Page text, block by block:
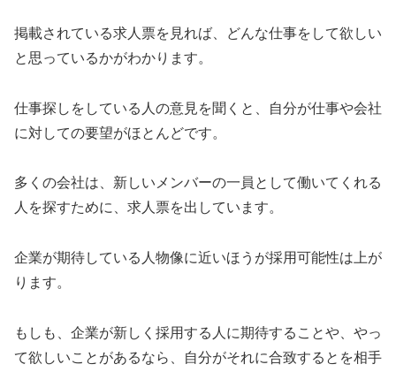
掲載されている求人票を見れば、どんな仕事をして欲しい
と思っているかがわかります。
仕事探しをしている人の意見を聞くと、自分が仕事や会社
に対しての要望がほとんどです。
多くの会社は、新しいメンバーの一員として働いてくれる
人を探すために、求人票を出しています。
企業が期待している人物像に近いほうが採用可能性は上が
ります。
もしも、企業が新しく採用する人に期待することや、やっ
て欲しいことがあるなら、自分がそれに合致するとを相手